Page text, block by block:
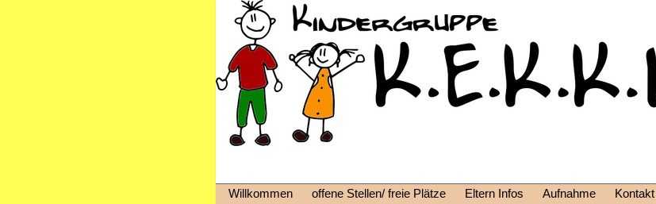
Willkommen offene Stellen/ freie Plätze Eltern Infos Aufnahme Kontakt